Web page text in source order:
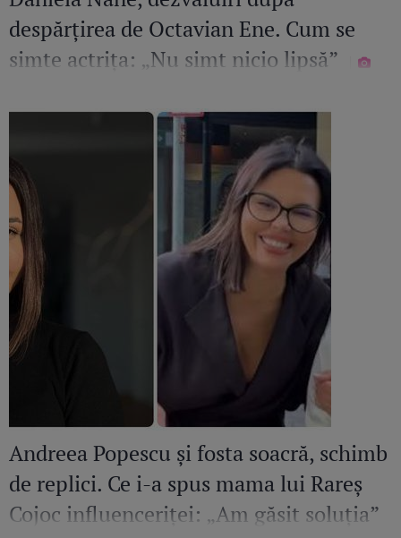
despărțirea de Octavian Ene. Cum se
simte actrița: „Nu simt nicio lipsă”
Andreea Popescu și fosta soacră, schimb
de replici. Ce i-a spus mama lui Rareș
Cojoc influenceriței: „Am găsit soluția”